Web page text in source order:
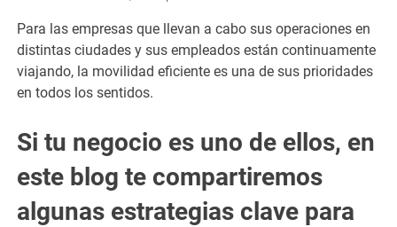
Para las empresas que llevan a cabo sus operaciones en
distintas ciudades y sus empleados están continuamente
viajando, la movilidad eficiente es una de sus prioridades
en todos los sentidos.
Si tu negocio es uno de ellos, en
este blog te compartiremos
algunas estrategias clave para